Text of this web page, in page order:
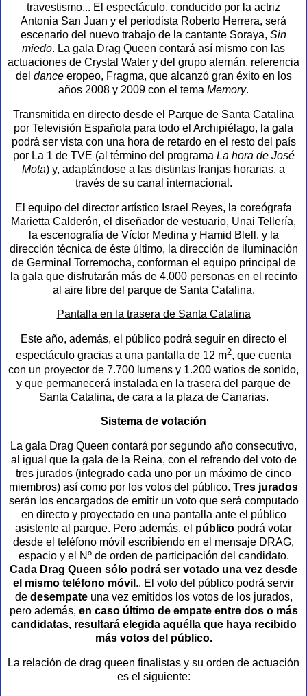
travestismo... El espectáculo, conducido por la actriz
Antonia San Juan y el periodista Roberto Herrera, será
escenario del nuevo trabajo de la cantante Soraya, Sin
miedo. La gala Drag Queen contará así mismo con las
actuaciones de Crystal Water y del grupo alemán, referencia
del danceeropeo, Fragma, que alcanzó gran éxito en los
años 2008 y 2009 con el tema Memory.
Transmitida en directo desde el Parque de Santa Catalina
por Televisión Española para todo el Archipiélago, la gala
podrá ser vista con una hora de retardo en el resto del país
por La 1 de TVE (al término del programa La hora de José
Mota) y, adaptándose a las distintas franjas horarias, a
través de su canal internacional.
El equipo del director artístico Israel Reyes, la coreógrafa
Marietta Calderón, el diseñador de vestuario, Unai Tellería,
la escenografía de Víctor Medina y Hamid Blell, y la
dirección técnica de éste último, la dirección de iluminación
de Germinal Torremocha, conforman el equipo principal de
la gala que disfrutarán más de 4.000 personas en el recinto
al aire libre del parque de Santa Catalina.
Pantalla en la trasera de Santa Catalina
Este año, además, el público podrá seguir en directo el
espectáculo gracias a una pantalla de 12 m2, que cuenta
con un proyector de 7.700 lumens y 1.200 watios de sonido,
y que permanecerá instalada en la trasera del parque de
Santa Catalina, de cara a la plaza de Canarias.
Sistema de votación
La gala Drag Queen contará por segundo año consecutivo,
al igual que la gala de la Reina, con el refrendo del voto de
tres jurados (integrado cada uno por un máximo de cinco
miembros) así como por los votos del público. Tres jurados
serán los encargados de emitir un voto que será computado
en directo y proyectado en una pantalla ante el público
asistente al parque. Pero además, el público podrá votar
desde el teléfono móvil escribiendo en el mensaje DRAG,
espacio y el Nº de orden de participación del candidato.
Cada Drag Queen sólo podrá ser votado una vez desde
el mismo teléfono móvil .. El voto del público podrá servir
de desempateuna vez emitidos los votos de los jurados,
pero además, en caso último de empate entre dos o más
candidatas, resultará elegida aquélla que haya recibido
más votos del público.
La relación de drag queen finalistas y su orden de actuación
es el siguiente: